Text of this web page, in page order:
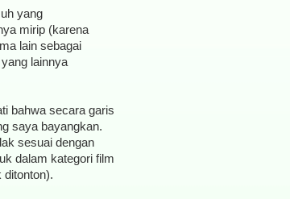
yang
mirip (karena
lain sebagai
lainnya
bahwa secara garis
saya bayangkan.
sesuai dengan
dalam kategori film
ditonton).